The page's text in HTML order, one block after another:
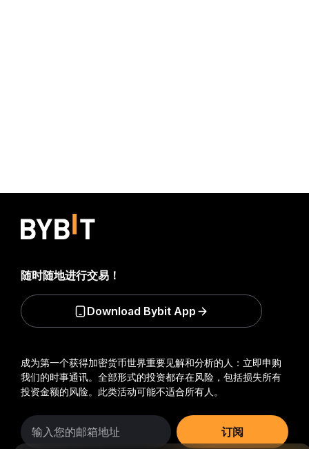
成为第一个获得加密货币世界重要见解和分析的人：立即申购
我们的时事通讯。 全部形式的投资都存在风险，包括损失所有
投资金额的风险。此类活动可能不适合所有人。
订阅
随时随地进行交易！
Download Bybit App